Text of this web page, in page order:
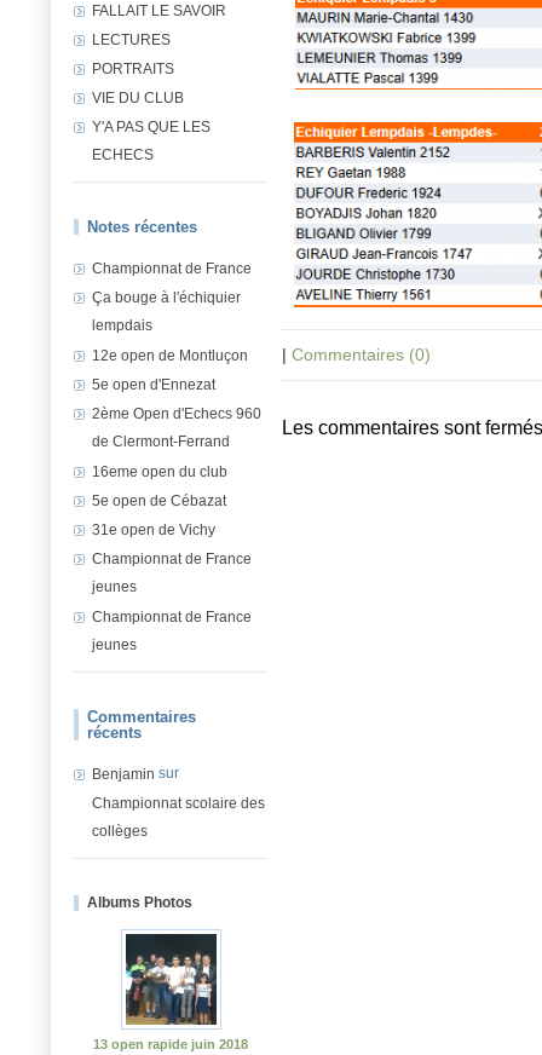
FALLAIT LE SAVOIR
LECTURES
PORTRAITS
VIE DU CLUB
Y'A PAS QUE LES
ECHECS
Notes récentes
Championnat de France
Ça bouge à l'échiquier
lempdais
12e open de Montluçon
5e open d'Ennezat
2ème Open d'Echecs 960
de Clermont-Ferrand
16eme open du club
5e open de Cébazat
31e open de Vichy
Championnat de France
jeunes
Championnat de France
jeunes
Commentaires
récents
Benjamin sur
Championnat scolaire des
collèges
Albums Photos
13 open rapide juin 2018
| Commentaires (0)
Les commentaires sont